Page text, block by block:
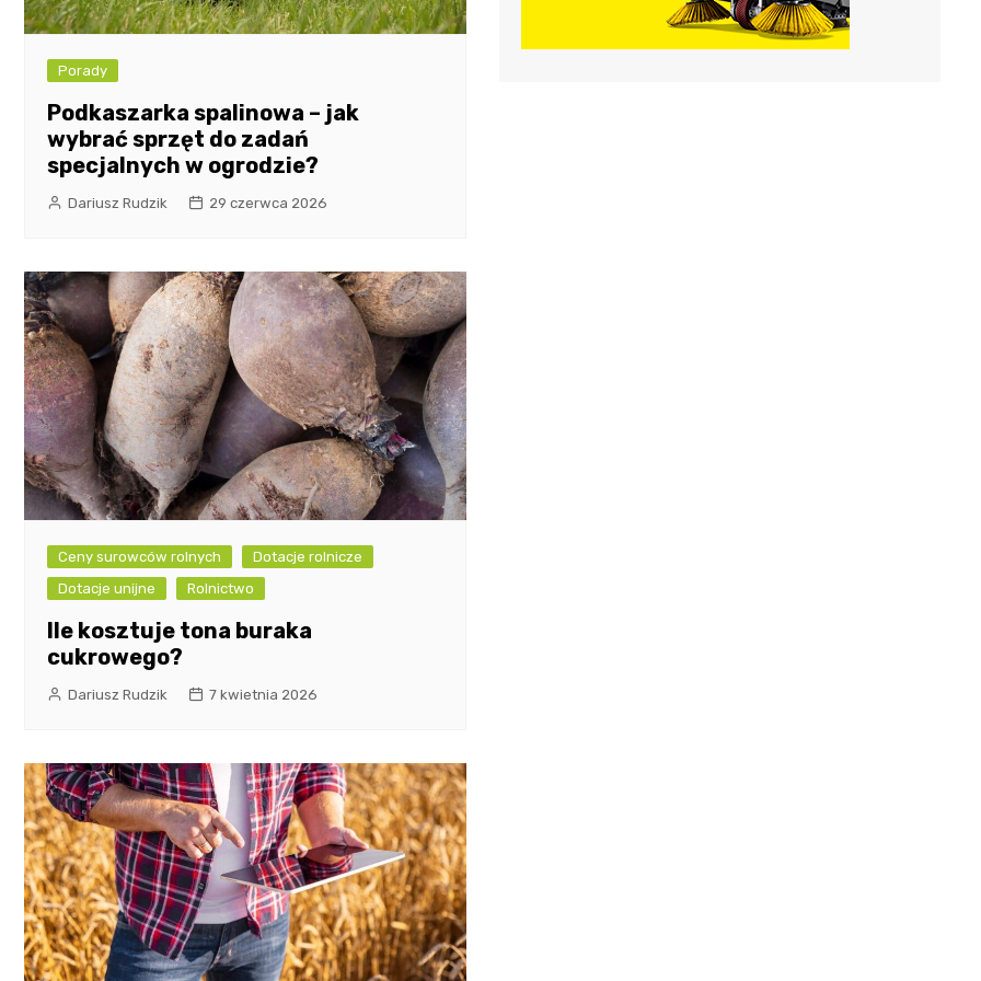
Porady
Podkaszarka spalinowa – jak
wybrać sprzęt do zadań
specjalnych w ogrodzie?
Dariusz Rudzik 29 czerwca 2026
Ceny surowców rolnych
Dotacje rolnicze
Dotacje unijne
Rolnictwo
Ile kosztuje tona buraka
cukrowego?
Dariusz Rudzik 7 kwietnia 2026